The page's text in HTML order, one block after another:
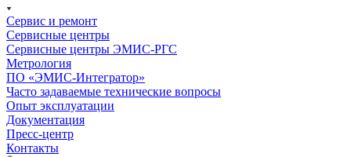
Сервис и ремонт
Сервисные центры
Сервисные центры ЭМИС-РГС
Метрология
ПО «ЭМИС-Интегратор»
Часто задаваемые технические вопросы
Опыт эксплуатации
Документация
Пресс-центр
Контакты